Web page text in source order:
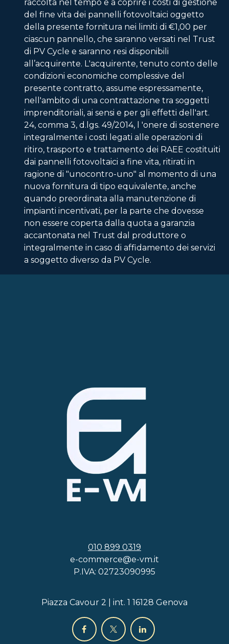
raccolta nel tempo e a coprire i costi di gestione
del fine vita dei pannelli fotovoltaici oggetto
della presente fornitura nei limiti di €1,00 per
ciascun pannello, che saranno versati nel Trust
di PV Cycle e saranno resi disponibili
all’acquirente. L'acquirente, tenuto conto delle
condizioni economiche complessive del
presente contratto, assume espressamente,
nell'ambito di una contrattazione tra soggetti
imprenditoriali, ai sensi e per gli effetti dell'art.
24, comma 3, d.lgs. 49/2014, l 'onere di sostenere
integralmente i costi legati alle operazioni di
ritiro, trasporto e trattamento dei RAEE costituiti
dai pannelli fotovoltaici a fine vita, ritirati in
ragione di "unocontro-uno" al momento di una
nuova fornitura di tipo equivalente, anche
quando preordinata alla manutenzione di
impianti incentivati, per la parte che dovesse
non essere coperta dalla quota a garanzia
accantonata nel Trust dal produttore o
integralmente in caso di affidamento dei servizi
a soggetto diverso da PV Cycle.
010 899 0319
e-commerce@e-vm.it
P.IVA: 02723090995
Piazza Cavour 2 | int. 1 16128 Genova